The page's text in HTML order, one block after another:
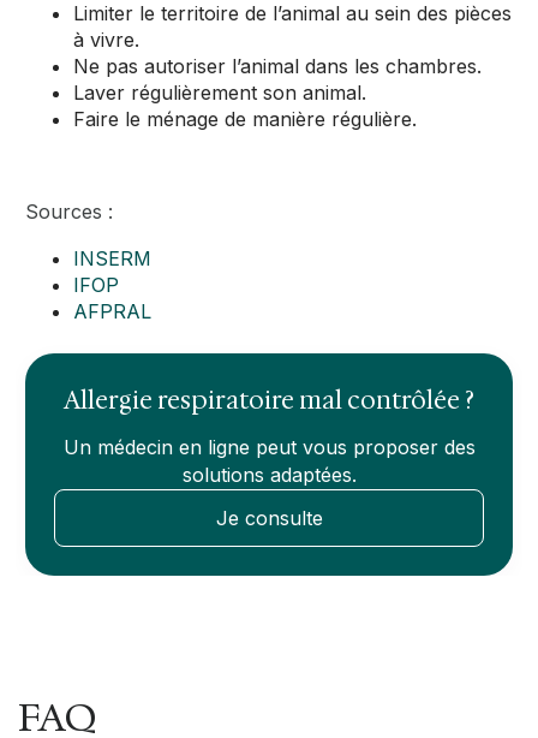
Limiter le territoire de l’animal au sein des pièces
à vivre.
Ne pas autoriser l’animal dans les chambres.
Laver régulièrement son animal.
Faire le ménage de manière régulière.
Sources :
INSERM
IFOP
AFPRAL
Allergie respiratoire mal contrôlée ?
Un médecin en ligne peut vous proposer des
solutions adaptées.
Je consulte
FAQ